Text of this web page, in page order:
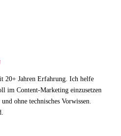
20+ Jahren Erfahrung. Ich helfe
im Content-Marketing einzusetzen
ohne technisches Vorwissen.